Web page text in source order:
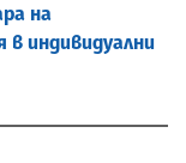
на
в индивидуални